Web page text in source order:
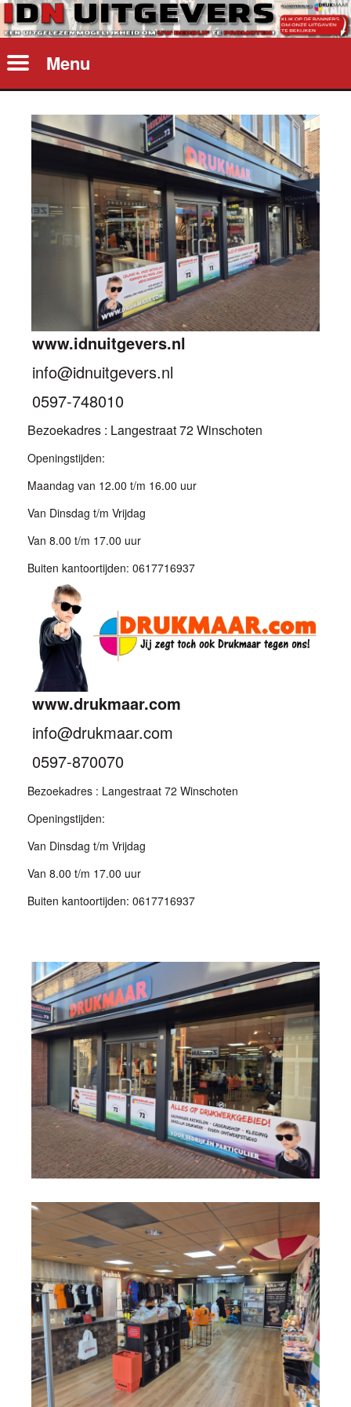
Menu
www.idnuitgevers.nl
info@idnuitgevers.nl
0597-748010
Bezoekadres : Langestraat 72 Winschoten
Openingstijden:
Maandag van 12.00 t/m 16.00 uur
Van Dinsdag t/m Vrijdag
Van 8.00 t/m 17.00 uur
Buiten kantoortijden: 0617716937
www.drukmaar.com
info@drukmaar.com
0597-870070
Bezoekadres : Langestraat 72 Winschoten
Openingstijden:
Van Dinsdag t/m Vrijdag
Van 8.00 t/m 17.00 uur
Buiten kantoortijden: 0617716937